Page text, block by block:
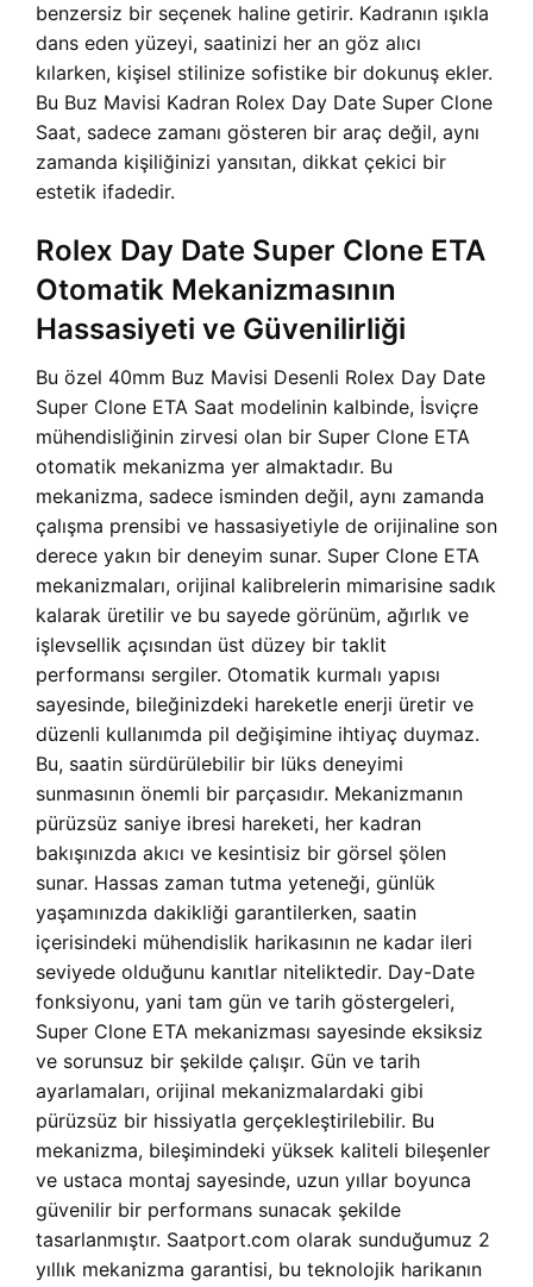
benzersiz bir seçenek haline getirir. Kadranın ışıkla
dans eden yüzeyi, saatinizi her an göz alıcı
kılarken, kişisel stilinize sofistike bir dokunuş ekler.
Bu Buz Mavisi Kadran Rolex Day Date Super Clone
Saat, sadece zamanı gösteren bir araç değil, aynı
zamanda kişiliğinizi yansıtan, dikkat çekici bir
estetik ifadedir.
Rolex Day Date Super Clone ETA
Otomatik Mekanizmasının
Hassasiyeti ve Güvenilirliği
Bu özel 40mm Buz Mavisi Desenli Rolex Day Date
Super Clone ETA Saat modelinin kalbinde, İsviçre
mühendisliğinin zirvesi olan bir Super Clone ETA
otomatik mekanizma yer almaktadır. Bu
mekanizma, sadece isminden değil, aynı zamanda
çalışma prensibi ve hassasiyetiyle de orijinaline son
derece yakın bir deneyim sunar. Super Clone ETA
mekanizmaları, orijinal kalibrelerin mimarisine sadık
kalarak üretilir ve bu sayede görünüm, ağırlık ve
işlevsellik açısından üst düzey bir taklit
performansı sergiler. Otomatik kurmalı yapısı
sayesinde, bileğinizdeki hareketle enerji üretir ve
düzenli kullanımda pil değişimine ihtiyaç duymaz.
Bu, saatin sürdürülebilir bir lüks deneyimi
sunmasının önemli bir parçasıdır. Mekanizmanın
pürüzsüz saniye ibresi hareketi, her kadran
bakışınızda akıcı ve kesintisiz bir görsel şölen
sunar. Hassas zaman tutma yeteneği, günlük
yaşamınızda dakikliği garantilerken, saatin
içerisindeki mühendislik harikasının ne kadar ileri
seviyede olduğunu kanıtlar niteliktedir. Day-Date
fonksiyonu, yani tam gün ve tarih göstergeleri,
Super Clone ETA mekanizması sayesinde eksiksiz
ve sorunsuz bir şekilde çalışır. Gün ve tarih
ayarlamaları, orijinal mekanizmalardaki gibi
pürüzsüz bir hissiyatla gerçekleştirilebilir. Bu
mekanizma, bileşimindeki yüksek kaliteli bileşenler
ve ustaca montaj sayesinde, uzun yıllar boyunca
güvenilir bir performans sunacak şekilde
tasarlanmıştır. Saatport.com olarak sunduğumuz 2
yıllık mekanizma garantisi, bu teknolojik harikanın